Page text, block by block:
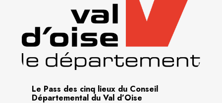
Le Pass des cinq lieux du Conseil
Départemental du Val d’Oise